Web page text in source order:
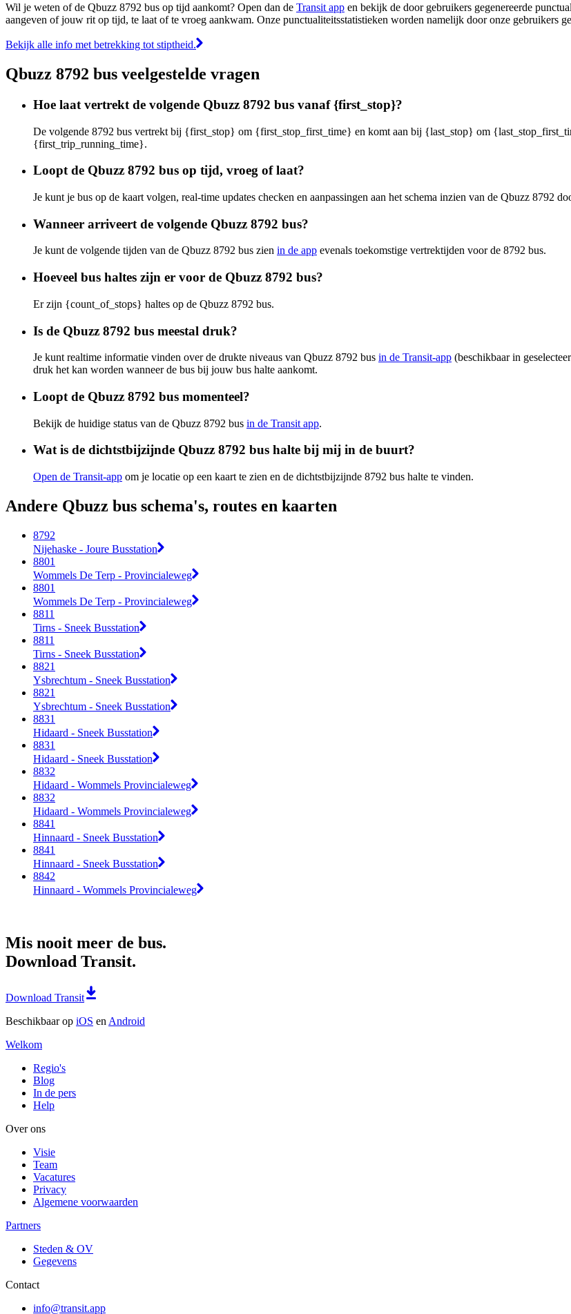
Wil je weten of de Qbuzz 8792 bus op tijd aankomt? Open dan de Transit app en bekijk de door gebruikers gegenereerde
aangeven of jouw rit op tijd, te laat of te vroeg aankwam. Onze punctualiteitsstatistieken worden namelijk door onze gebruikers
Bekijk alle info met betrekking tot stiptheid.
Qbuzz 8792 bus veelgestelde vragen
Hoe laat vertrekt de volgende Qbuzz 8792 bus vanaf {first_stop}?
De volgende 8792 bus vertrekt bij {first_stop} om {first_stop_first_time} en komt aan bij {last_stop} om
{first_trip_running_time}.
Loopt de Qbuzz 8792 bus op tijd, vroeg of laat?
Je kunt je bus op de kaart volgen, real-time updates checken en aanpassingen aan het schema inzien van de Qbuzz 8792
Wanneer arriveert de volgende Qbuzz 8792 bus?
Je kunt de volgende tijden van de Qbuzz 8792 bus zien in de app evenals toekomstige vertrektijden voor de 8792 bus.
Hoeveel bus haltes zijn er voor de Qbuzz 8792 bus?
Er zijn {count_of_stops} haltes op de Qbuzz 8792 bus.
Is de Qbuzz 8792 bus meestal druk?
Je kunt realtime informatie vinden over de drukte niveaus van Qbuzz 8792 bus in de Transit-app (beschikbaar in
druk het kan worden wanneer de bus bij jouw bus halte aankomt.
Loopt de Qbuzz 8792 bus momenteel?
Bekijk de huidige status van de Qbuzz 8792 bus in de Transit app.
Wat is de dichtstbijzijnde Qbuzz 8792 bus halte bij mij in de buurt?
Open de Transit-app om je locatie op een kaart te zien en de dichtstbijzijnde 8792 bus halte te vinden.
Andere Qbuzz bus schema's, routes en kaarten
8792
Nijehaske - Joure Busstation
8801
Wommels De Terp - Provincialeweg
8801
Wommels De Terp - Provincialeweg
8811
Tirns - Sneek Busstation
8811
Tirns - Sneek Busstation
8821
Ysbrechtum - Sneek Busstation
8821
Ysbrechtum - Sneek Busstation
8831
Hidaard - Sneek Busstation
8831
Hidaard - Sneek Busstation
8832
Hidaard - Wommels Provincialeweg
8832
Hidaard - Wommels Provincialeweg
8841
Hinnaard - Sneek Busstation
8841
Hinnaard - Sneek Busstation
8842
Hinnaard - Wommels Provincialeweg
Mis nooit meer de bus.
Download Transit.
Download Transit
Beschikbaar op iOS en Android
Welkom
Regio's
Blog
In de pers
Help
Over ons
Visie
Team
Vacatures
Privacy
Algemene voorwaarden
Partners
Steden & OV
Gegevens
Contact
info@transit.app